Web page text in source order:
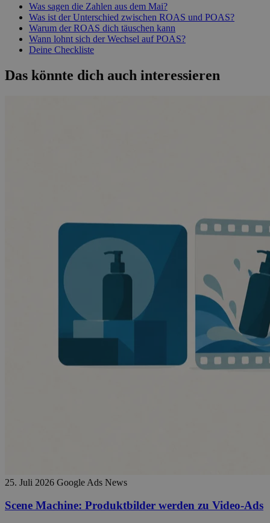
Was sagen die Zahlen aus dem Mai?
Was ist der Unterschied zwischen ROAS und POAS?
Warum der ROAS dich täuschen kann
Wann lohnt sich der Wechsel auf POAS?
Deine Checkliste
Das könnte dich auch interessieren
25. Juli 2026 Google Ads News
Scene Machine: Produktbilder werden zu Video-Ads